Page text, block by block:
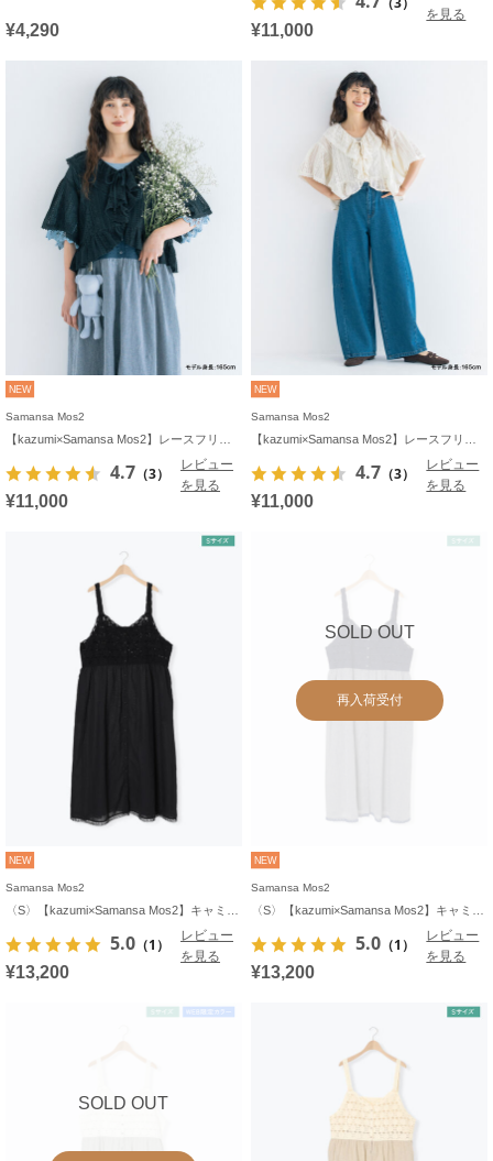
¥4,290
を見る
¥11,000
NEW
Samansa Mos2
4.7 （3）
レビュー
を見る
¥11,000
NEW
Samansa Mos2
4.7 （3）
レビュー
を見る
¥11,000
NEW
Samansa Mos2
5.0 （1）
レビュー
を見る
¥13,200
SOLD OUT
再入荷受付
NEW
Samansa Mos2
5.0 （1）
レビュー
を見る
¥13,200
SOLD OUT